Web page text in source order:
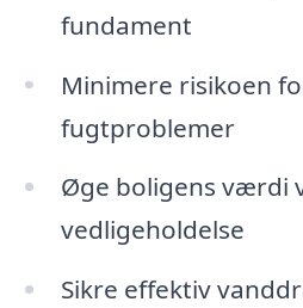
fundament
Minimere risikoen
fugtproblemer
Øge boligens værdi
vedligeholdelse
Sikre effektiv